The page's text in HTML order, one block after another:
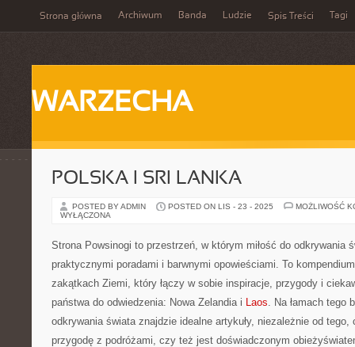
Strona główna Archiwum Banda Ludzie Spis Treści Tagi
WARZECHA
POLSKA I SRI LANKA
POSTED BY ADMIN POSTED ON LIS - 23 - 2025
MOŻLIWOŚĆ
WYŁĄCZONA
Strona Powsinogi to przestrzeń, w którym miłość do odkrywania
praktycznymi poradami i barwnymi opowieściami. To
zakątkach Ziemi, który łączy w sobie inspiracje, przygody i
państwa do odwiedzenia: Nowa Zelandia i Laos. Na łamach tego
odkrywania świata znajdzie idealne artykuły, niezależnie od
przygodę z podróżami, czy też jest doświadczonym